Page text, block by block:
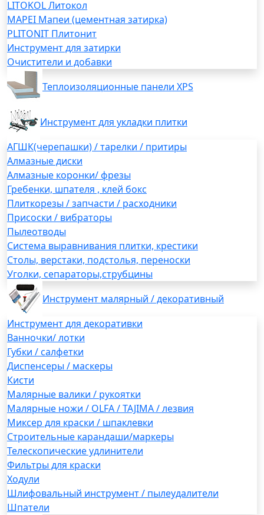
LITOKOL Литокол
MAPEI Мапеи (цементная затирка)
PLITONIT Плитонит
Инструмент для затирки
Очистители и добавки
Теплоизоляционные панели XPS
Инструмент для укладки плитки
АГШК(черепашки) / тарелки / притиры
Алмазные диски
Алмазные коронки/ фрезы
Гребенки, шпателя , клей бокс
Плиткорезы / запчасти / расходники
Присоски / вибраторы
Пылеотводы
Система выравнивания плитки, крестики
Столы, верстаки, подстолья, переноски
Уголки, сепараторы,струбцины
Инструмент малярный / декоративный
Инструмент для декоративки
Ванночки/ лотки
Губки / салфетки
Диспенсеры / маскеры
Кисти
Малярные валики / рукоятки
Малярные ножи / OLFA / TAJIMA / лезвия
Миксер для краски / шпаклевки
Строительные карандаши/маркеры
Телескопические удлинители
Фильтры для краски
Ходули
Шлифовальный инструмент / пылеудалители
Шпатели